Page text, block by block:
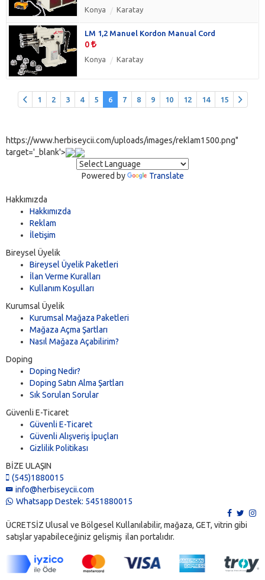
Konya Karatay
LM 1,2 Manuel Kordon Manual Cord
0
Konya Karatay
1 2 3 4 5 6 7 8 9 10 12 14 15
https://www.herbiseycii.com/uploads/images/reklam1500.png"
target='_blank'>
Powered by Translate
Hakkımızda
Hakkımızda
Reklam
İletişim
Bireysel Üyelik
Bireysel Üyelik Paketleri
İlan Verme Kuralları
Kullanım Koşulları
Kurumsal Üyelik
Kurumsal Mağaza Paketleri
Mağaza Açma Şartları
Nasıl Mağaza Açabilirim?
Doping
Doping Nedir?
Doping Satın Alma Şartları
Sık Sorulan Sorular
Güvenli E-Ticaret
Güvenli E-Ticaret
Güvenli Alışveriş İpuçları
Gizlilik Politikası
BİZE ULAŞIN
(545)1880015
info@herbiseycii.com
Whatsapp Destek: 5451880015
ÜCRETSİZ Ulusal ve Bölgesel Kullanılabilir, mağaza, GET, vitrin gibi
satışlar yapabileceğiniz gelişmiş ilan portalıdır.